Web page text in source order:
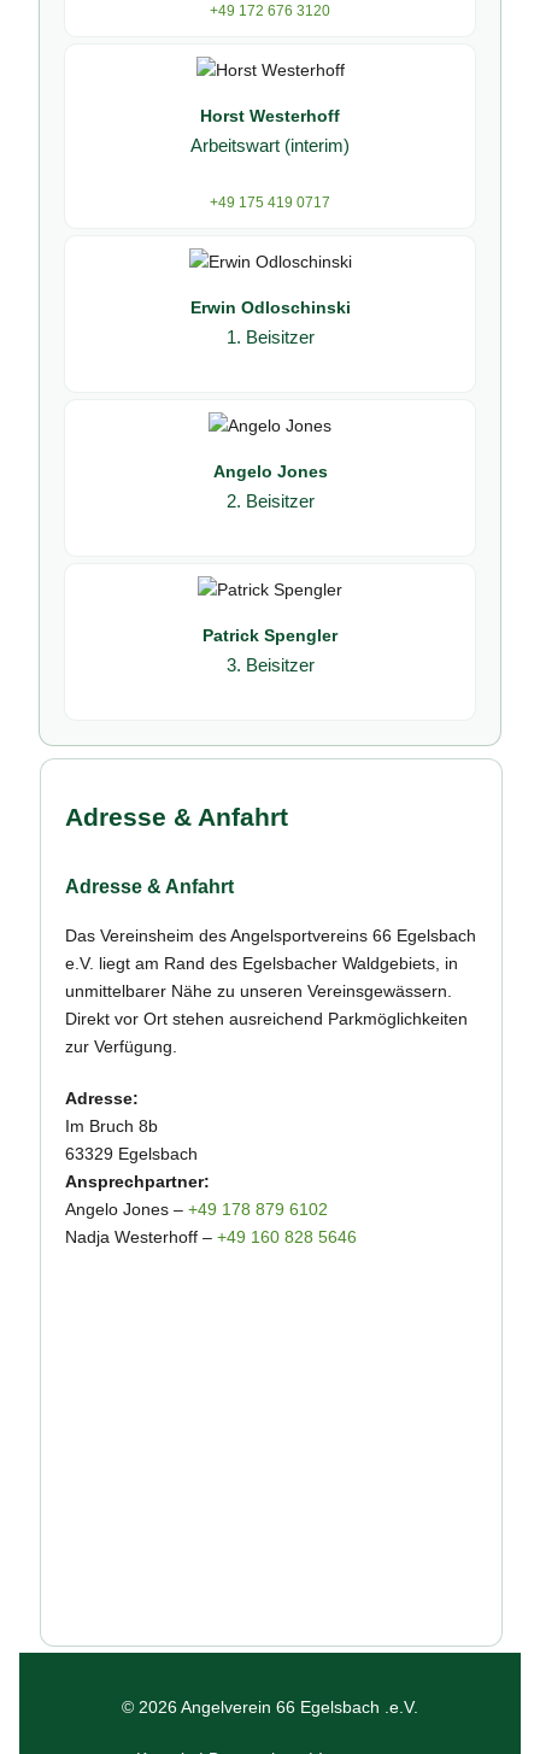
+49 172 676 3120
Horst Westerhoff
Arbeitswart (interim)
+49 175 419 0717
Erwin Odloschinski
1. Beisitzer
Angelo Jones
2. Beisitzer
Patrick Spengler
3. Beisitzer
Adresse & Anfahrt
Adresse & Anfahrt
Das Vereinsheim des Angelsportvereins 66 Egelsbach
e.V. liegt am Rand des Egelsbacher Waldgebiets, in
unmittelbarer Nähe zu unseren Vereinsgewässern.
Direkt vor Ort stehen ausreichend Parkmöglichkeiten
zur Verfügung.
Adresse:
Im Bruch 8b
63329 Egelsbach
Ansprechpartner:
Angelo Jones – +49 178 879 6102
Nadja Westerhoff – +49 160 828 5646
© 2026 Angelverein 66 Egelsbach .e.V.